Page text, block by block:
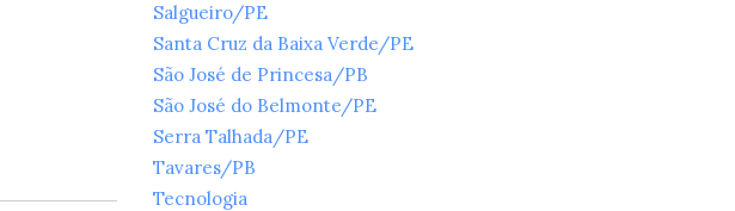
Salgueiro/PE
Santa Cruz da Baixa Verde/PE
São José de Princesa/PB
São José do Belmonte/PE
Serra Talhada/PE
Tavares/PB
Tecnologia